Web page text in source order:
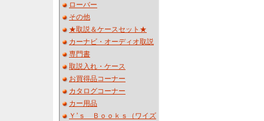
ローバー
その他
★取説＆ケースセット★
カーナビ・オーディオ取説
専門書
取説入れ・ケース
お買得品コーナー
カタログコーナー
カー用品
Ｙ’ｓ Ｂｏｏｋｓ（ワイズ